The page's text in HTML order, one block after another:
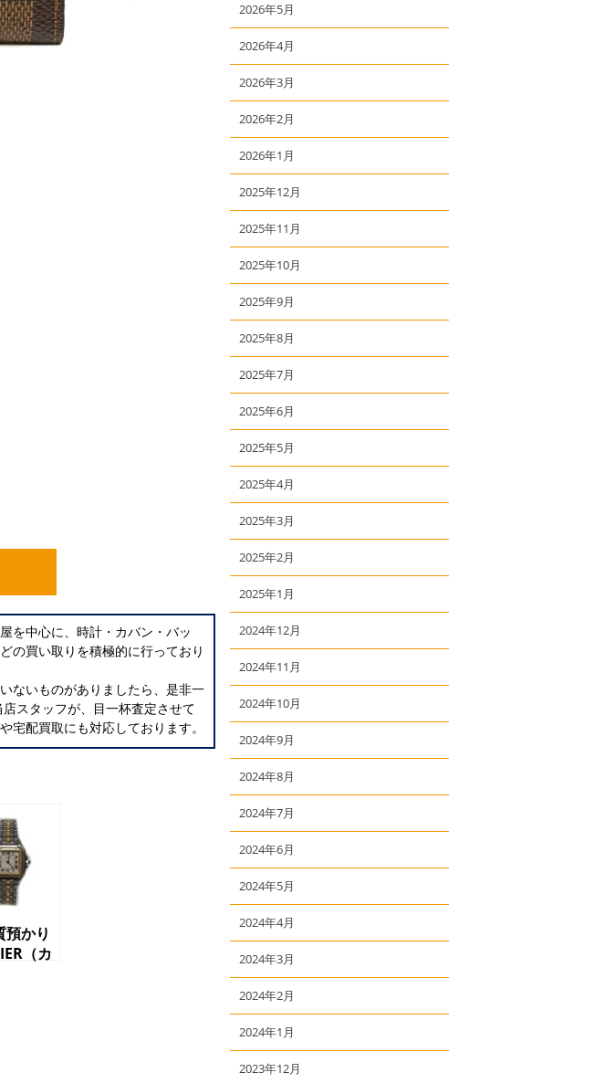
を中心に、時計・カバン・バッ
の買い取りを積極的に行っており
ないものがありましたら、是非一
スタッフが、目一杯査定させて
宅配買取にも対応しております。
預かり
（カ
2026年5月
2026年4月
2026年3月
2026年2月
2026年1月
2025年12月
2025年11月
2025年10月
2025年9月
2025年8月
2025年7月
2025年6月
2025年5月
2025年4月
2025年3月
2025年2月
2025年1月
2024年12月
2024年11月
2024年10月
2024年9月
2024年8月
2024年7月
2024年6月
2024年5月
2024年4月
2024年3月
2024年2月
2024年1月
2023年12月